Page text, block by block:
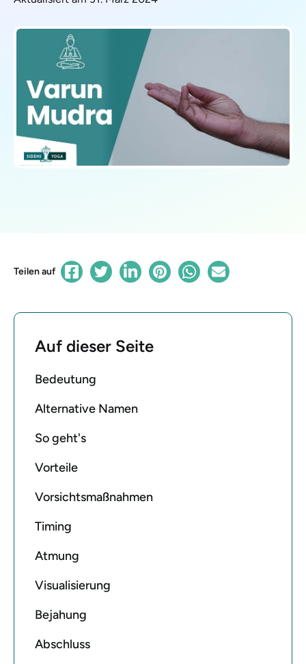
Teilen auf
Auf dieser Seite
Bedeutung
Alternative Namen
So geht's
Vorteile
Vorsichtsmaßnahmen
Timing
Atmung
Visualisierung
Bejahung
Abschluss